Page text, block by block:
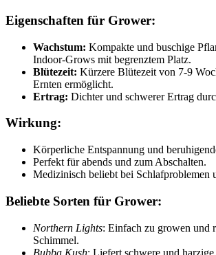
Eigenschaften für Grower:
Wachstum: Kompakte und buschige
Indoor-Grows mit begrenztem Platz.
Blütezeit: Kürzere Blütezeit von 7-9
Ernten ermöglicht.
Ertrag: Dichter und schwerer Ertrag
Wirkung:
Körperliche Entspannung und
Perfekt für abends und zum Abschalten.
Medizinisch beliebt bei Schlafproblemen
Beliebte Sorten für Grower:
Northern Lights: Einfach zu growen und
Schimmel.
Bubba Kush: Liefert schwere und